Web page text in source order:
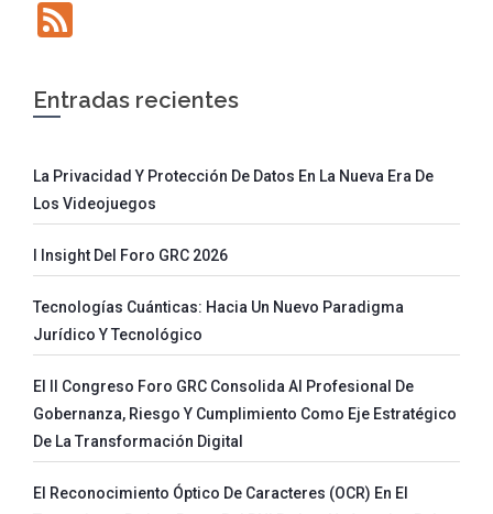
Entradas recientes
La Privacidad Y Protección De Datos En La Nueva Era De
Los Videojuegos
I Insight Del Foro GRC 2026
Tecnologías Cuánticas: Hacia Un Nuevo Paradigma
Jurídico Y Tecnológico
El II Congreso Foro GRC Consolida Al Profesional De
Gobernanza, Riesgo Y Cumplimiento Como Eje Estratégico
De La Transformación Digital
El Reconocimiento Óptico De Caracteres (OCR) En El